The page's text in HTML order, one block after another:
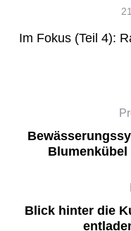
Im Fokus (Teil 4):
Blick hinter die